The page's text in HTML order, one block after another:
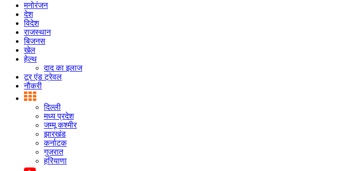
मनोरंजन
देश
विदेश
राजस्थान
बिजनस
खेल
हेल्थ
दाद का इलाज
टूर एंड ट्रेवल
नौकरी
दिल्ली
मध्य प्रदेश
जम्मू कश्मीर
झारखंड
कर्नाटक
गुजरात
हरियाणा